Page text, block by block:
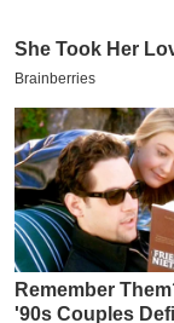
ट
खे
ल
क्रि
के
ट
I
P
L